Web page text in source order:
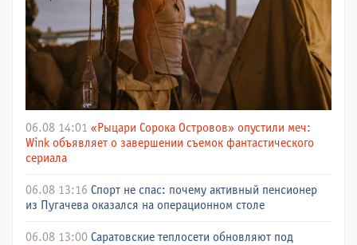
06.08 14:01 «Рыцари Сорока Островов» опустили меч:
Wink объявляет о завершении съемок фантастического
сериала
06.08 13:16 Спорт не спас: почему активный пенсионер
из Пугачева оказался на операционном столе
06.08 13:00 Саратовские теплосети обновляют под